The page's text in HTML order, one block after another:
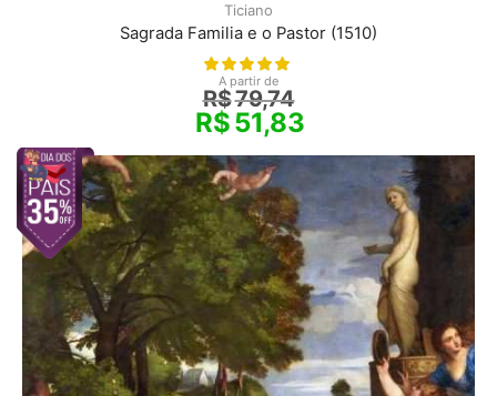
Ticiano
Sagrada Familia e o Pastor (1510)
A partir de
R$79,74
R$51,83